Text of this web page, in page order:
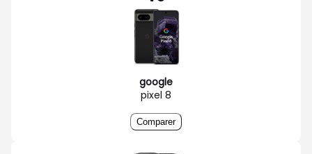
google
pixel 8
Comparer